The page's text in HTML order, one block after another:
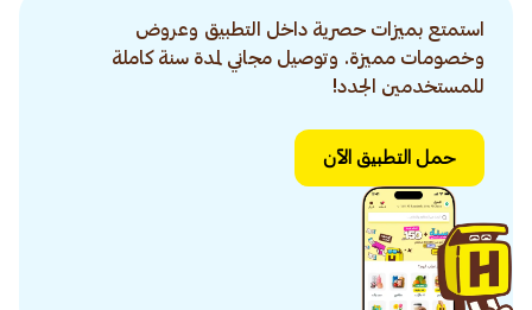
استمتع بميزات حصرية داخل التطبيق وعروض
وخصومات مميزة. وتوصيل مجاني لمدة سنة كاملة
للمستخدمين الجدد!
حمل التطبيق الآن